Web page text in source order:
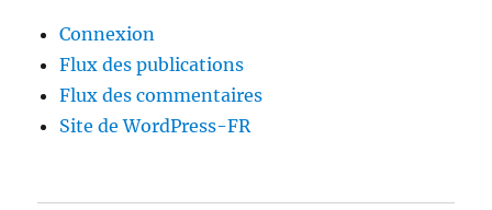
Connexion
Flux des publications
Flux des commentaires
Site de WordPress-FR